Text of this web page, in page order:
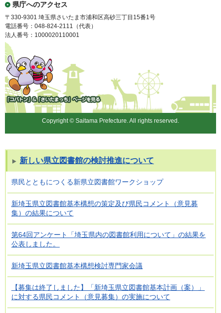
県庁へのアクセス
〒330-9301 埼玉県さいたま市浦和区高砂三丁目15番1号
電話番号：048-824-2111（代表）
法人番号：1000020110001
「コバトン」&「さいたまっ
ち」
Copyright © Saitama Prefecture. All rights reserved.
新しい県立図書館の検討推進について
県民とともにつくる新県立図書館ワークショップ
新埼玉県立図書館基本構想の策定及び県民コメント（意見募
集）の結果について
第64回アンケート「埼玉県内の図書館利用について」の結果を
公表しました。
新埼玉県立図書館基本構想検討専門家会議
【募集は終了しました】「新埼玉県立図書館基本計画（案）」
に対する県民コメント（意見募集）の実施について